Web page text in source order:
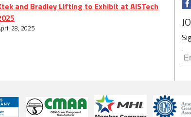
and Bradley Lifting to Exhibit at AISTech
28, 2025